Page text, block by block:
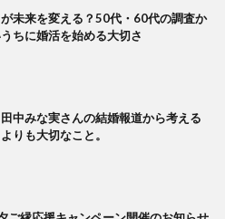
が未来を変える？50代・60代の調査か
ちに婚活を始める大切さ
中みな実さんの結婚報道から考える
りも大切なこと。